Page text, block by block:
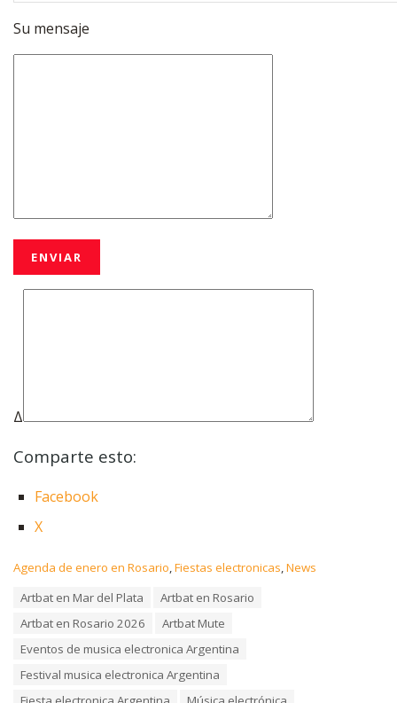
Su mensaje
Δ
Comparte esto:
Facebook
X
C
Agenda de enero en Rosario Fiestas electronicas News
Artbat en Mar del Plata
Artbat en Rosario
Artbat en Rosario 2026
Artbat Mute
Eventos de musica electronica Argentina
Festival musica electronica Argentina